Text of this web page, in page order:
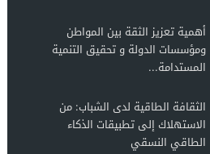
أهمية تعزيز الثقة بين المواطن
ومؤسسات الدولة و تحقيق التنمية
المستدامة...
الثقافة الطاقية لدى الشباب: من
الاستهلاك إلى تطبيقات الذكاء
الطاقي النسقي